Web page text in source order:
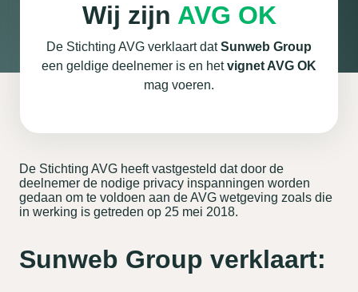
Wij zijn AVG OK
De Stichting AVG verklaart datSunweb Group
een geldige deelnemer is en hetvignet AVG OK
mag voeren.
De Stichting AVG heeft vastgesteld dat door de
deelnemer de nodige privacy inspanningen worden
gedaan om te voldoen aan de AVG wetgeving zoals die
in werking is getreden op 25 mei 2018.
Sunweb Group verklaart: